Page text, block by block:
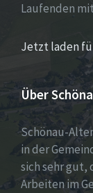
Laufenden
Jetzt laden
Über
Schönau-
in der
sich sehr gut,
Arbeiten im